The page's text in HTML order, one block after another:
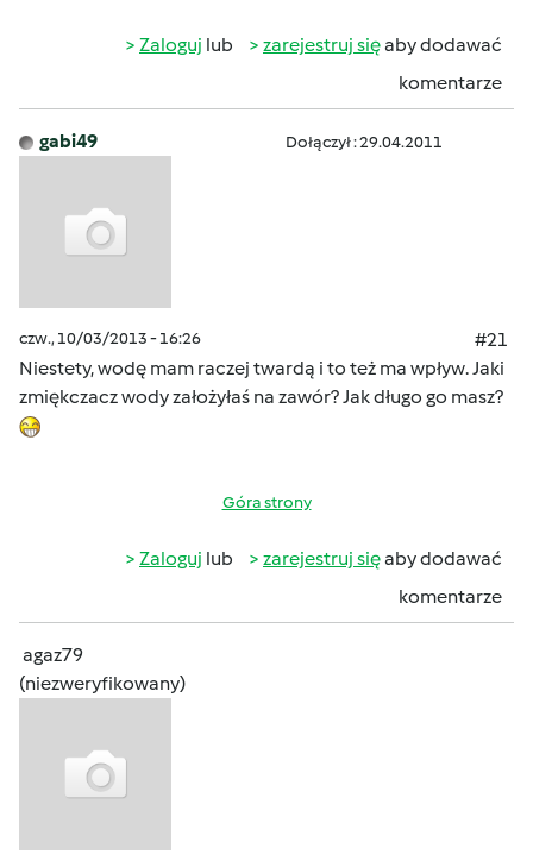
Zaloguj lub zarejestruj sięaby dodawać
komentarze
gabi49 Dołączył : 29.04.2011
czw., 10/03/2013 - 16:26
#21
Niestety, wodę mam raczej twardą i to też ma wpływ. Jaki
zmiękczacz wody założyłaś na zawór? Jak długo go masz?
Góra strony
Zaloguj lub zarejestruj sięaby dodawać
komentarze
agaz79
(niezweryfikowany)